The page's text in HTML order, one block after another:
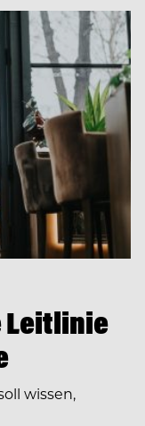
Leitlinie
wissen,